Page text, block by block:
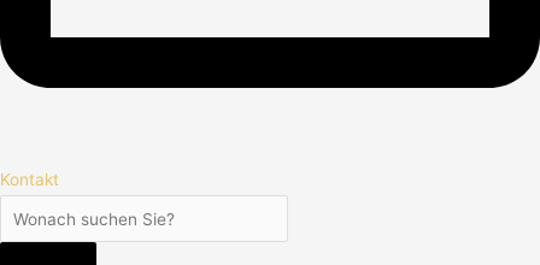
Kontakt